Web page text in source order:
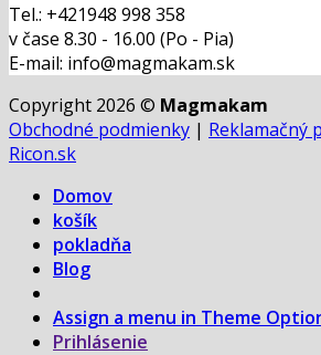
Tel.: +421948 998 358
v čase 8.30 - 16.00 (Po - Pia)
E-mail: info@magmakam.sk
Copyright 2026 © Magmakam
Obchodné podmienky | Reklamačný
Ricon.sk
Domov
košík
pokladňa
Blog
Assign a menu in Theme
Prihlásenie